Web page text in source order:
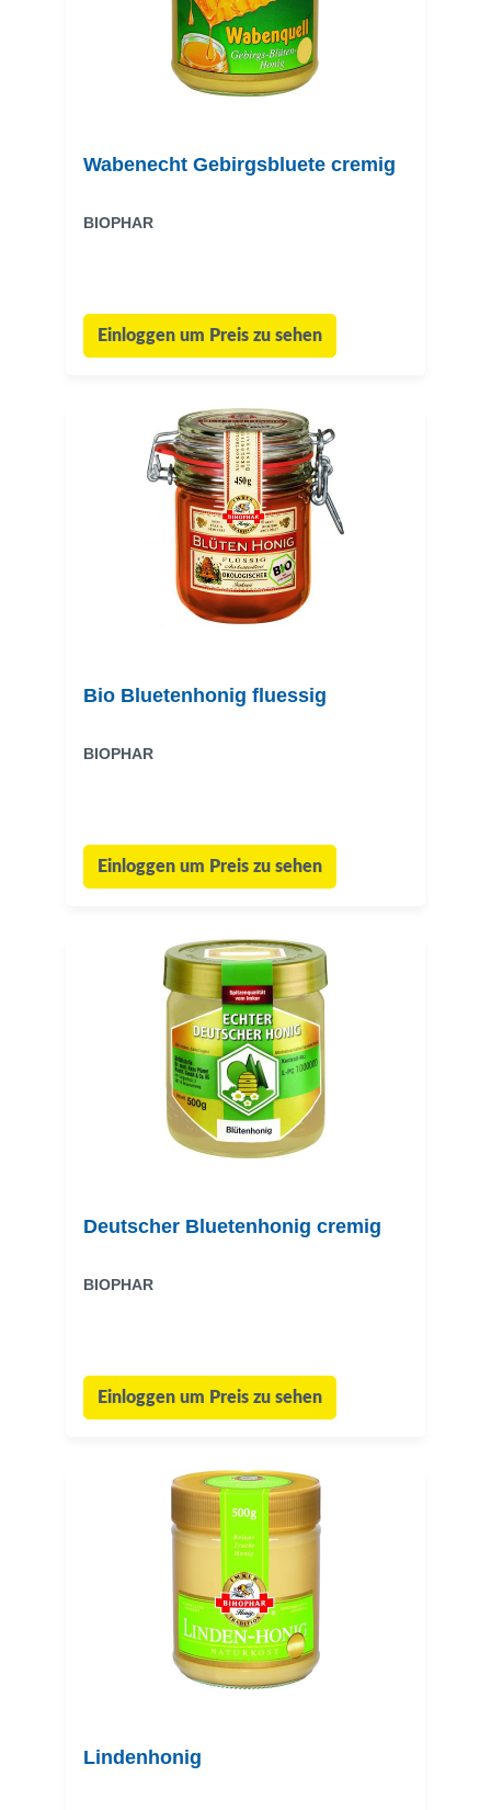
Wabenecht Gebirgsbluete cremig
BIOPHAR
Einloggen um Preis zu sehen
Bio Bluetenhonig fluessig
BIOPHAR
Einloggen um Preis zu sehen
Deutscher Bluetenhonig cremig
BIOPHAR
Einloggen um Preis zu sehen
Lindenhonig